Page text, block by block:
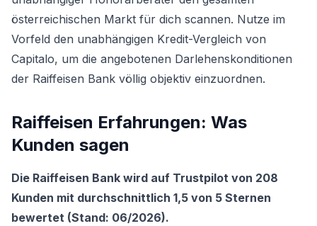
österreichischen Markt für dich scannen. Nutze im
Vorfeld den unabhängigen Kredit-Vergleich von
Capitalo, um die angebotenen Darlehenskonditionen
der Raiffeisen Bank völlig objektiv einzuordnen.
Raiffeisen Erfahrungen: Was
Kunden sagen
Die Raiffeisen Bank wird auf Trustpilot von 208
Kunden mit durchschnittlich 1,5 von 5 Sternen
bewertet (Stand: 06/2026).